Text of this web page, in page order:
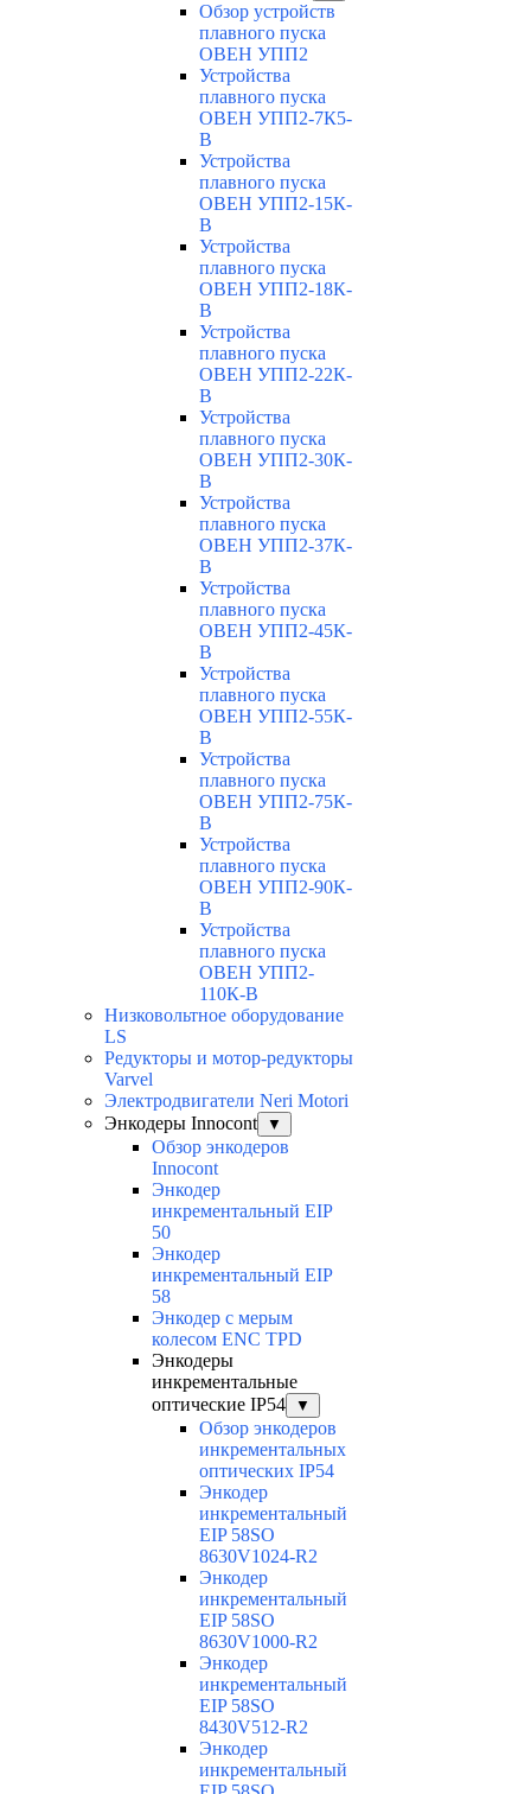
Обзор устройств
плавного пуска
ОВЕН УПП2
Устройства
плавного пуска
ОВЕН УПП2-7К5-
В
Устройства
плавного пуска
ОВЕН УПП2-15К-
В
Устройства
плавного пуска
ОВЕН УПП2-18К-
В
Устройства
плавного пуска
ОВЕН УПП2-22К-
В
Устройства
плавного пуска
ОВЕН УПП2-30К-
В
Устройства
плавного пуска
ОВЕН УПП2-37К-
В
Устройства
плавного пуска
ОВЕН УПП2-45К-
В
Устройства
плавного пуска
ОВЕН УПП2-55К-
В
Устройства
плавного пуска
ОВЕН УПП2-75К-
В
Устройства
плавного пуска
ОВЕН УПП2-90К-
В
Устройства
плавного пуска
ОВЕН УПП2-
110К-В
Низковольтное оборудование
LS
Редукторы и мотор-редукторы
Varvel
Электродвигатели Neri Motori
Энкодеры Innocont
▼
Обзор энкодеров
Innocont
Энкодер
инкрементальный EIP
50
Энкодер
инкрементальный EIP
58
Энкодер с мерым
колесом ENC TPD
Энкодеры
инкрементальные
оптические IP54
▼
Обзор энкодеров
инкрементальных
оптических IP54
Энкодер
инкрементальный
EIP 58SO
8630V1024-R2
Энкодер
инкрементальный
EIP 58SO
8630V1000-R2
Энкодер
инкрементальный
EIP 58SO
8430V512-R2
Энкодер
инкрементальный